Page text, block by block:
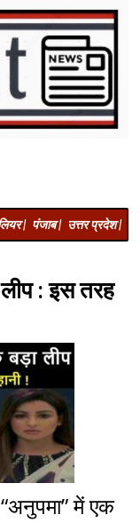
| पंजाब | उत्तर प्रदेश |
: इस तरह
में एक